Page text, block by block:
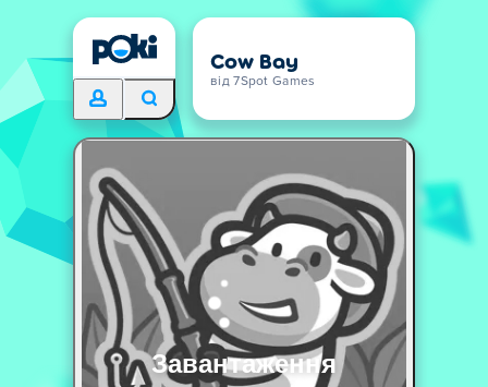
Cow Bay
від 7Spot Games
Завантаження